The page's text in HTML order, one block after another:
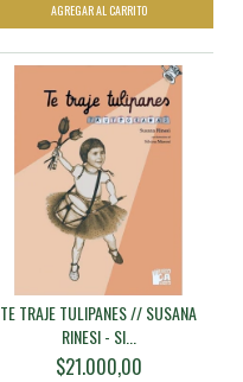
TE TRAJE TULIPANES // SUSANA
RINESI - SI...
$21.000,00